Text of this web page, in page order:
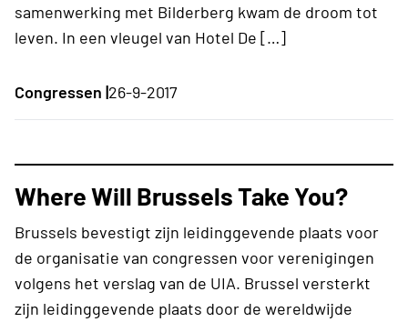
samenwerking met Bilderberg kwam de droom tot
leven. In een vleugel van Hotel De […]
Congressen |26-9-2017
Where Will Brussels Take You?
Brussels bevestigt zijn leidinggevende plaats voor
de organisatie van congressen voor verenigingen
volgens het verslag van de UIA. Brussel versterkt
zijn leidinggevende plaats door de wereldwijde